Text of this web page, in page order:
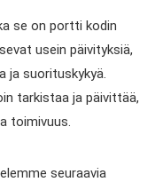
se on portti kodin
usein päivityksiä,
ja suorituskykyä.
tarkistaa ja päivittää,
toimivuus.
seuraavia